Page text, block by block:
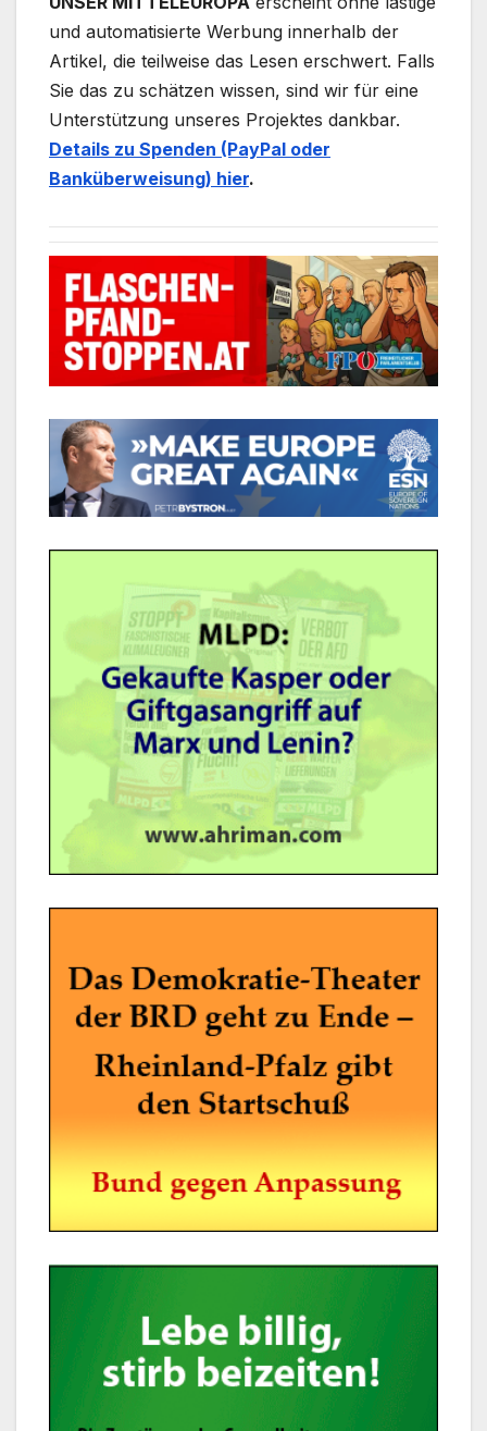
und automatisierte Werbung innerhalb der
Artikel, die teilweise das Lesen erschwert. Falls
Sie das zu schätzen wissen, sind wir für eine
Unterstützung unseres Projektes dankbar.
Details zu Spenden (PayPal oder
Banküberweisung) hier.